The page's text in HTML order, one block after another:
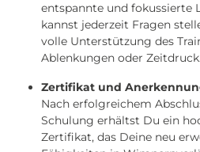
entspannte und fokussierte
kannst jederzeit Fragen
volle Unterstützung des
Ablenkungen oder Zeitdruck.
Zertifikat und
Nach erfolgreichem
Schulung erhältst Du ein
Zertifikat, das Deine neu